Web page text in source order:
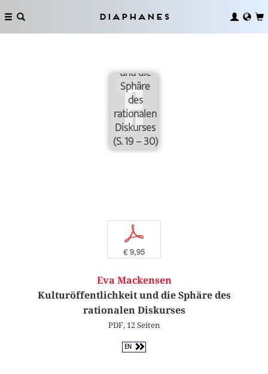
Diaphanes
und die
Sphäre
des
rationalen
Diskurses
(S. 19 – 30)
p
€ 9,95
Eva Mackensen
Kulturöffentlichkeit und die Sphäre des
rationalen Diskurses
PDF, 12 Seiten
EN